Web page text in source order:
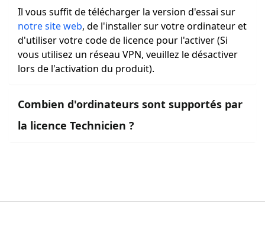
Il vous suffit de télécharger la version d'essai sur
notre site web, de l'installer sur votre ordinateur et
d'utiliser votre code de licence pour l'activer (Si
vous utilisez un réseau VPN, veuillez le désactiver
lors de l'activation du produit).
Combien d'ordinateurs sont supportés par
la licence Technicien ?